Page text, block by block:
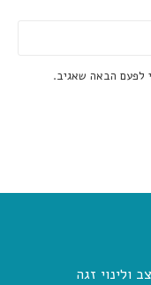
לפעם הבאה שאגיב.
ולינוי זגה